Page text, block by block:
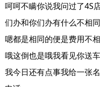
呵呵不瞒你说我问过了4S
们办和你们办有什么不相
嗯都是相同的便是费用不
哦这倒也是哦我看见你送
我今日还有点事我给一张